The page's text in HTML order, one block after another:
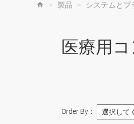
> 製品 > システムとプ
医療用
Order By：